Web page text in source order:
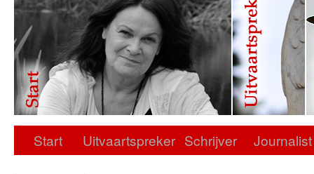
Start Uitvaartspreker Schrijver Journalist